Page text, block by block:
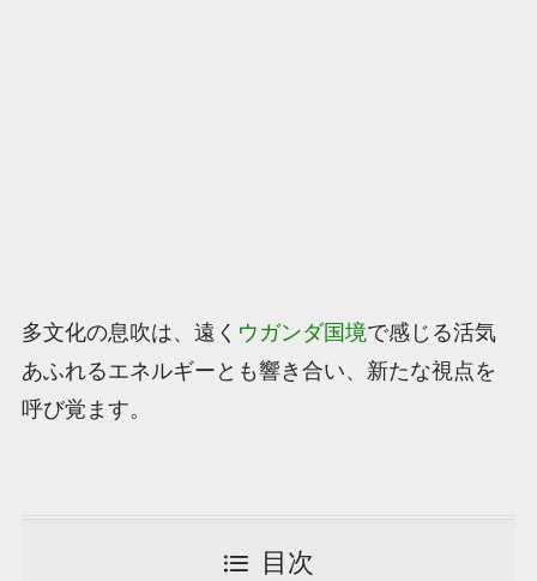
多文化の息吹は、遠く ウガンダ国境で感じる活気
あふれるエネルギーとも響き合い、新たな視点を
呼び覚ます。
目次